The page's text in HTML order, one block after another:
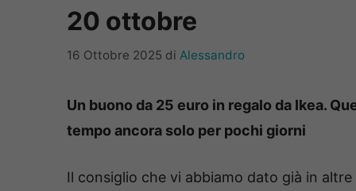
20 ottobre
16 Ottobre 2025 di Alessandro
Un buono da 25 euro in regalo da Ikea.
tempo ancora solo per pochi giorni
Il consiglio che vi abbiamo dato già in